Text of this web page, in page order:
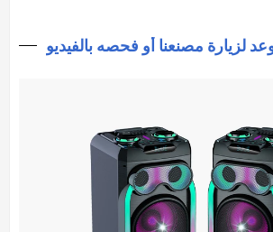
لزيارة مصنعنا أو فحصه بالفيديو